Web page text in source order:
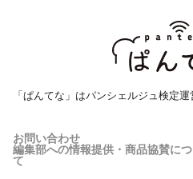
「ぱんてな」はパンシェルジュ検定
お問い合わせ
編集部への情報提供・商品協賛に
て